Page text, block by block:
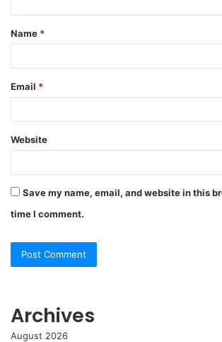
t
*
Name *
Email *
Website
Save my name, email, and website in this
time I comment.
Archives
August 2026